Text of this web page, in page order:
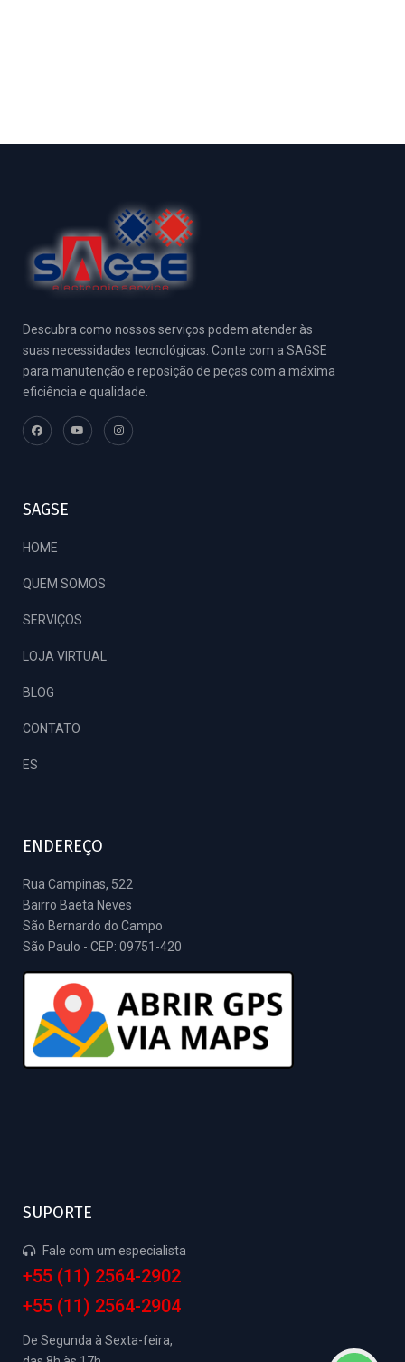
Descubra como nossos serviços podem atender às
suas necessidades tecnológicas. Conte com a SAGSE
para manutenção e reposição de peças com a máxima
eficiência e qualidade.
SAGSE
HOME
QUEM SOMOS
SERVIÇOS
LOJA VIRTUAL
BLOG
CONTATO
ES
ENDEREÇO
Rua Campinas, 522
Bairro Baeta Neves
São Bernardo do Campo
São Paulo - CEP: 09751-420
SUPORTE
Fale com um especialista
+55 (11) 2564-2902
+55 (11) 2564-2904
De Segunda à Sexta-feira,